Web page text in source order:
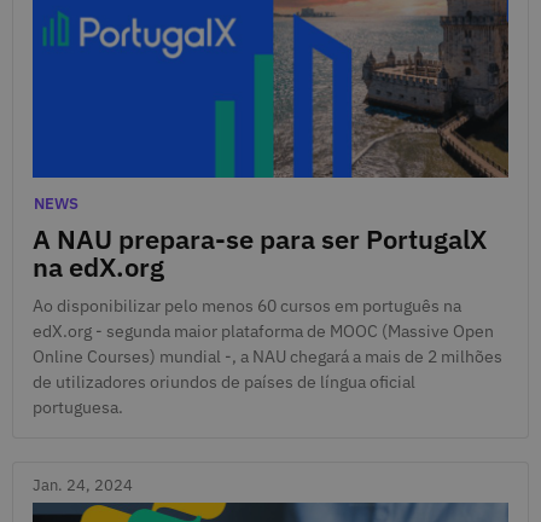
A NAU prepara-se para ser PortugalX
na edX.org
Jan. 31, 2024
Categories
NEWS
Ao disponibilizar pelo menos 60 cursos em português na
edX.org - segunda maior plataforma de MOOC (Massive Open
Online Courses) mundial -, a NAU chegará a mais de 2 milhões
de utilizadores oriundos de países de língua oficial
portuguesa.
Jan. 24, 2024